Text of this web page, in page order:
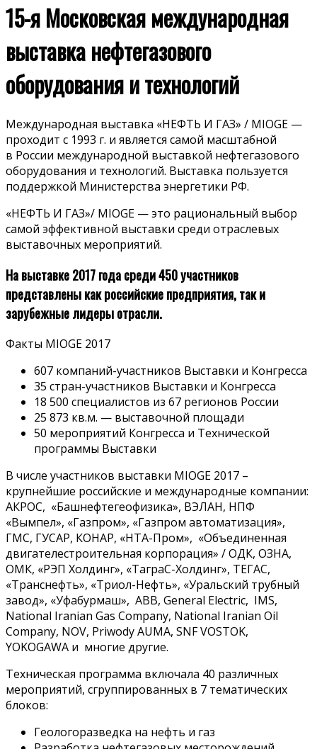
15-я Московская международная
выставка нефтегазового
оборудования и технологий
Международная выставка «НЕФТЬ И ГАЗ» / MIOGE —
проходит с 1993 г. и является самой масштабной
в России международной выставкой нефтегазового
оборудования и технологий. Выставка пользуется
поддержкой Министерства энергетики РФ.
«НЕФТЬ И ГАЗ»/ MIOGE — это рациональный выбор
самой эффективной выставки среди отраслевых
выставочных мероприятий.
На выставке 2017 года среди 450 участников
представлены как российские предприятия, так и
зарубежные лидеры отрасли.
Факты MIOGE 2017
607 компаний-участников Выставки и Конгресса
35 стран-участников Выставки и Конгресса
18 500 специалистов из 67 регионов России
25 873 кв.м. — выставочной площади
50 мероприятий Конгресса и Технической
программы Выставки
В числе участников выставки MIOGE 2017 –
крупнейшие российские и международные компании:
АКРОС, «Башнефтегеофизика», ВЭЛАН, НПФ
«Вымпел», «Газпром», «Газпром автоматизация»,
ГМС, ГУСАР, КОНАР, «НТА-Пром», «Объединенная
двигателестроительная корпорация» / ОДК, ОЗНА,
ОМК, «РЭП Холдинг», «ТаграС-Холдинг», ТЕГАС,
«Транснефть», «Триол-Нефть», «Уральский трубный
завод», «Уфабурмаш», АВВ, General Electric, IMS,
National Iranian Gas Company, National Iranian Oil
Company, NOV, Priwody AUMA, SNF VOSTOK,
YOKOGAWA и многие другие.
Техническая программа включала 40 различных
мероприятий, сгруппированных в 7 тематических
блоков:
Геологоразведка на нефть и газ